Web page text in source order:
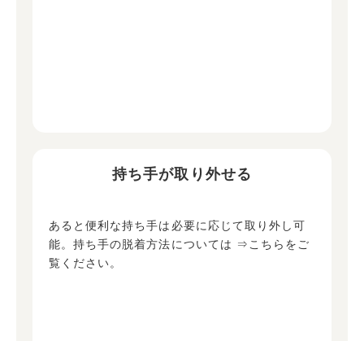
持ち手が取り外せる
あると便利な持ち手は必要に応じて取り外し可
能。持ち手の脱着方法については ⇒こちらをご
覧ください。